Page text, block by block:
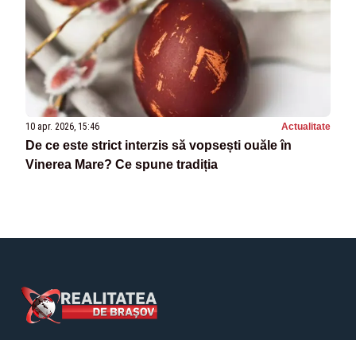
10 apr. 2026, 15:46 Actualitate
De ce este strict interzis să vopsești ouăle în
Vinerea Mare? Ce spune tradiția